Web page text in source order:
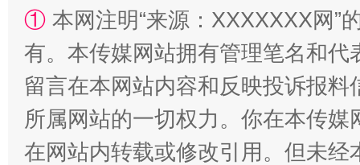
站台名比不上好声名
① 本网注明“来源：XXXXXXX网”
有。本传媒网站拥有管理笔名和
留言在本网站内容和反映投诉报
所属网站的一切权力。你在本传
在网站内转载或修改引用。但未